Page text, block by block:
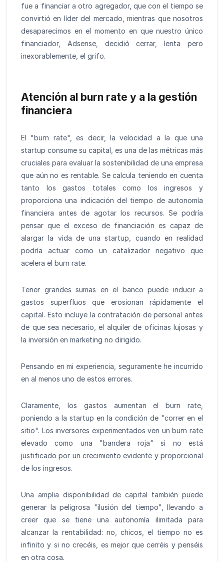
fue a financiar a otro agregador, que con el tiempo se
convirtió en líder del mercado, mientras que nosotros
desaparecimos en el momento en que nuestro único
financiador, Adsense, decidió cerrar, lenta pero
inexorablemente, el grifo.
Atención al burn rate y a la gestión
financiera
El "burn rate", es decir, la velocidad a la que una
startup consume su capital, es una de las métricas más
cruciales para evaluar la sostenibilidad de una empresa
que aún no es rentable. Se calcula teniendo en cuenta
tanto los gastos totales como los ingresos y
proporciona una indicación del tiempo de autonomía
financiera antes de agotar los recursos. Se podría
pensar que el exceso de financiación es capaz de
alargar la vida de una startup, cuando en realidad
podría actuar como un catalizador negativo que
acelera el burn rate.
Tener grandes sumas en el banco puede inducir a
gastos superfluos que erosionan rápidamente el
capital. Esto incluye la contratación de personal antes
de que sea necesario, el alquiler de oficinas lujosas y
la inversión en marketing no dirigido.
Pensando en mi experiencia, seguramente he incurrido
en al menos uno de estos errores.
Claramente, los gastos aumentan el burn rate,
poniendo a la startup en la condición de "correr en el
sitio". Los inversores experimentados ven un burn rate
elevado como una "bandera roja" si no está
justificado por un crecimiento evidente y proporcional
de los ingresos.
Una amplia disponibilidad de capital también puede
generar la peligrosa "ilusión del tiempo", llevando a
creer que se tiene una autonomía ilimitada para
alcanzar la rentabilidad: no, chicos, el tiempo no es
infinito y si no crecéis, es mejor que cerréis y penséis
en otra cosa.